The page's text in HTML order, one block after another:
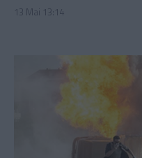
13 Mai 13:14